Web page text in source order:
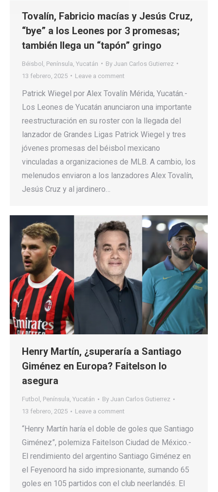
Tovalín, Fabricio macías y Jesús Cruz,
“bye” a los Leones por 3 promesas;
también llega un “tapón” gringo
Béisbol Península Yucatán By Juan Carlos Gutierrez
13 febrero, 2025
Leave a comment
Patrick Wiegel por Alex Tovalín Mérida, Yucatán.-
Los Leones de Yucatán anunciaron una importante
reestructuración en su roster con la llegada del
lanzador de Grandes Ligas Patrick Wiegel y tres
jóvenes promesas del béisbol mexicano
vinculadas a organizaciones de MLB. A cambio, los
melenudos enviaron a los lanzadores Alex Tovalín,
Jesús Cruz y al jardinero…
Henry Martín, ¿superaría a Santiago
Giménez en Europa? Faitelson lo
asegura
Futbol , Península, Yucatán By Juan Carlos Gutierrez
13 febrero, 2025
Leave a comment
“Henry Martín haría el doble de goles que Santiago
Giménez”, polemiza Faitelson Ciudad de México.-
El rendimiento del argentino Santiago Giménez en
el Feyenoord ha sido impresionante, sumando 65
goles en 105 partidos con el club neerlandés. El